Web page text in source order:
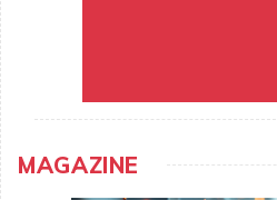
MAGAZINE